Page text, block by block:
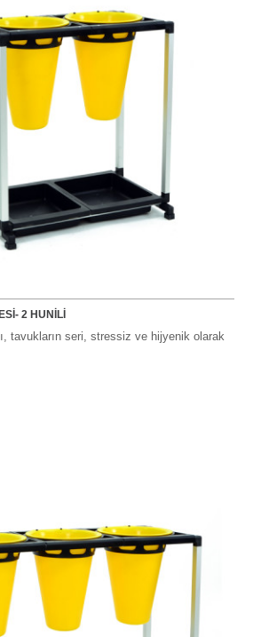
2 HUNILI
tavukların seri, stressiz ve hijyenik olarak